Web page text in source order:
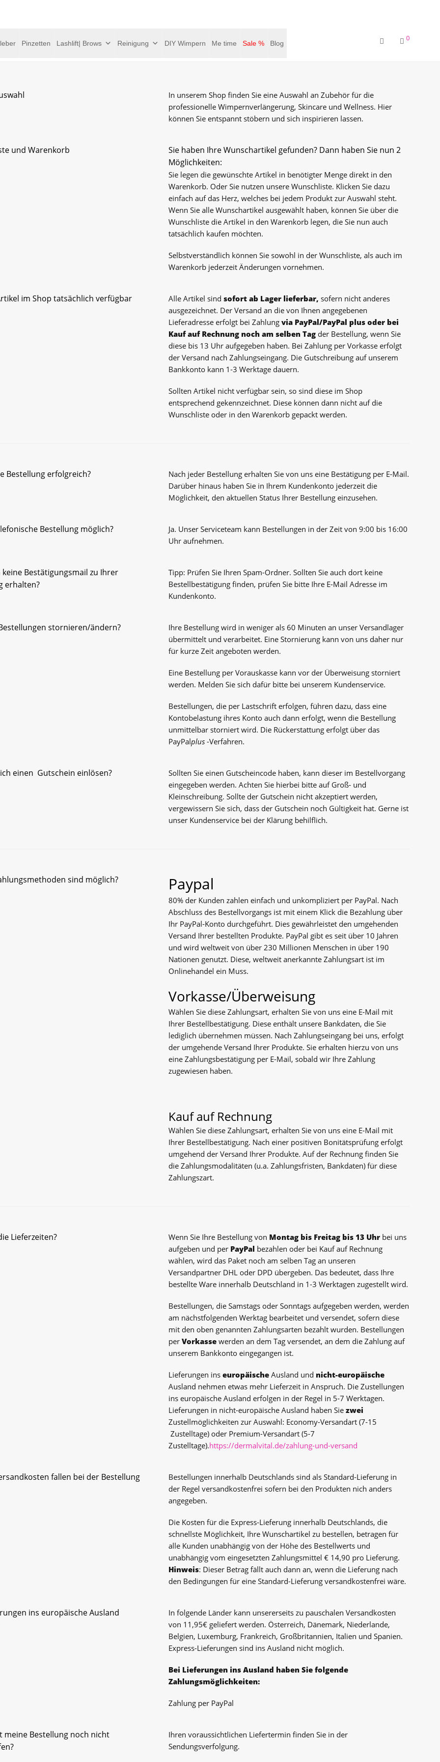
Pinzetten Lashlift| Brows Reinigung DIY Wimpern Me time Sale % Blog
0
In unserem Shop finden Sie eine Auswahl an Zubehör für die
professionelle Wimpernverlängerung, Skincare und Wellness. Hier
können Sie entspannt stöbern und sich inspirieren lassen.
und Warenkorb
Sie haben Ihre Wunschartikel gefunden? Dann haben Sie nun 2
Möglichkeiten:
Sie legen die gewünschte Artikel in benötigter Menge direkt in den
Warenkorb. Oder Sie nutzen unsere Wunschliste. Klicken Sie dazu
einfach auf das Herz, welches bei jedem Produkt zur Auswahl steht.
Wenn Sie alle Wunschartikel ausgewählt haben, können Sie über die
Wunschliste die Artikel in den Warenkorb legen, die Sie nun auch
tatsächlich kaufen möchten.
Selbstverständlich können Sie sowohl in der Wunschliste, als auch im
Warenkorb jederzeit Änderungen vornehmen.
im Shop tatsächlich verfügbar Alle Artikel sindsofort ab Lager lieferbar,sofern nicht anderes
ausgezeichnet. Der Versand an die von Ihnen angegebenen
Lieferadresse erfolgt bei Zahlungvia PayPal/PayPal plus oder bei
Kauf auf Rechnung noch am selben Tag der Bestellung, wenn Sie
diese bis 13 Uhr aufgegeben haben. Bei Zahlung per Vorkasse erfolgt
der Versand nach Zahlungseingang. Die Gutschreibung auf unserem
Bankkonto kann 1-3 Werktage dauern.
Sollten Artikel nicht verfügbar sein, so sind diese im Shop
entsprechend gekennzeichnet. Diese können dann nicht auf die
Wunschliste oder in den Warenkorb gepackt werden.
Bestellung erfolgreich?
Nach jeder Bestellung erhalten Sie von uns eine Bestätigung per E-Mail.
Darüber hinaus haben Sie in Ihrem Kundenkonto jederzeit die
Möglichkeit, den aktuellen Status Ihrer Bestellung einzusehen.
Bestellung möglich?
Ja. Unser Serviceteam kann Bestellungen in der Zeit von 9:00 bis 16:00
Uhr aufnehmen.
keine Bestätigungsmail zu Ihrer
erhalten?
Tipp: Prüfen Sie Ihren Spam-Ordner. Sollten Sie auch dort keine
Bestellbestätigung finden, prüfen Sie bitte Ihre E-Mail Adresse im
Kundenkonto.
stornieren/ändern?
Ihre Bestellung wird in weniger als 60 Minuten an unser Versandlager
übermittelt und verarbeitet. Eine Stornierung kann von uns daher nur
für kurze Zeit angeboten werden.
Eine Bestellung per Vorauskasse kann vor der Überweisung storniert
werden. Melden Sie sich dafür bitte bei unserem Kundenservice.
Bestellungen, die per Lastschrift erfolgen, führen dazu, dass eine
Kontobelastung ihres Konto auch dann erfolgt, wenn die Bestellung
unmittelbar storniert wird. Die Rückerstattung erfolgt über das
PayPalplus -Verfahren.
einen Gutschein einlösen?
Sollten Sie einen Gutscheincode haben, kann dieser im Bestellvorgang
eingegeben werden. Achten Sie hierbei bitte auf Groß- und
Kleinschreibung. Sollte der Gutschein nicht akzeptiert werden,
vergewissern Sie sich, dass der Gutschein noch Gültigkeit hat. Gerne ist
unser Kundenservice bei der Klärung behilflich.
sind möglich? Paypal
80% der Kunden zahlen einfach und unkompliziert per PayPal. Nach
Abschluss des Bestellvorgangs ist mit einem Klick die Bezahlung über
Ihr PayPal-Konto durchgeführt. Dies gewährleistet den umgehenden
Versand Ihrer bestellten Produkte. PayPal gibt es seit über 10 Jahren
und wird weltweit von über 230 Millionen Menschen in über 190
Nationen genutzt. Diese, weltweit anerkannte Zahlungsart ist im
Onlinehandel ein Muss.
Vorkasse/Überweisung
Wählen Sie diese Zahlungsart, erhalten Sie von uns eine E-Mail mit
Ihrer Bestellbestätigung. Diese enthält unsere Bankdaten, die Sie
lediglich übernehmen müssen. Nach Zahlungseingang bei uns, erfolgt
der umgehende Versand Ihrer Produkte. Sie erhalten hierzu von uns
eine Zahlungsbestätigung per E-Mail, sobald wir Ihre Zahlung
zugewiesen haben.
Kauf auf Rechnung
Wählen Sie diese Zahlungsart, erhalten Sie von uns eine E-Mail mit
Ihrer Bestellbestätigung. Nach einer positiven Bonitätsprüfung erfolgt
umgehend der Versand Ihrer Produkte. Auf der Rechnung finden Sie
die Zahlungsmodalitäten (u.a. Zahlungsfristen, Bankdaten) für diese
Zahlungszart.
Lieferzeiten? Wenn Sie Ihre Bestellung von Montag bis Freitag bis 13 Uhr bei uns
aufgeben und per PayPal bezahlen oder bei Kauf auf Rechnung
wählen, wird das Paket noch am selben Tag an unseren
Versandpartner DHL oder DPD übergeben. Das bedeutet, dass Ihre
bestellte Ware innerhalb Deutschland in 1-3 Werktagen zugestellt wird.
Bestellungen, die Samstags oder Sonntags aufgegeben werden, werden
am nächstfolgenden Werktag bearbeitet und versendet, sofern diese
mit den oben genannten Zahlungsarten bezahlt wurden. Bestellungen
perVorkasse werden an dem Tag versendet, an dem die Zahlung auf
unserem Bankkonto eingegangen ist.
Lieferungen inseuropäische Ausland und nicht-europäische
Ausland nehmen etwas mehr Lieferzeit in Anspruch. Die Zustellungen
ins europäische Ausland erfolgen in der Regel in 5-7 Werktagen.
Lieferungen in nicht-europäische Ausland haben Siezwei
Zustellmöglichkeiten zur Auswahl: Economy-Versandart (7-15
Zustelltage) oder Premium-Versandart (5-7
Zustelltage).https://dermalvital.de/zahlung-und-versand
fallen bei der Bestellung
Bestellungen innerhalb Deutschlands sind als Standard-Lieferung in
der Regel versandkostenfrei sofern bei den Produkten nich anders
angegeben.
Die Kosten für die Express-Lieferung innerhalb Deutschlands, die
schnellste Möglichkeit, Ihre Wunschartikel zu bestellen, betragen für
alle Kunden unabhängig von der Höhe des Bestellwerts und
unabhängig vom eingesetzten Zahlungsmittel € 14,90 pro Lieferung.
Hinweis: Dieser Betrag fällt auch dann an, wenn die Lieferung nach
den Bedingungen für eine Standard-Lieferung versandkostenfrei wäre.
ins europäische Ausland
In folgende Länder kann unsererseits zu pauschalen Versandkosten
von 11,95€ geliefert werden. Österreich, Dänemark, Niederlande,
Belgien, Luxemburg, Frankreich, Großbritannien, Italien und Spanien.
Express-Lieferungen sind ins Ausland nicht möglich.
Bei Lieferungen ins Ausland haben Sie folgende
Zahlungsmöglichkeiten:
Zahlung per PayPal
meine Bestellung noch nicht
Ihren voraussichtlichen Liefertermin finden Sie in der
Sendungsverfolgung.